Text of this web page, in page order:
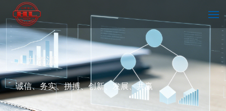
首页
走进海林
人力资源
诚信、务实、拼搏、创新、发展、共赢